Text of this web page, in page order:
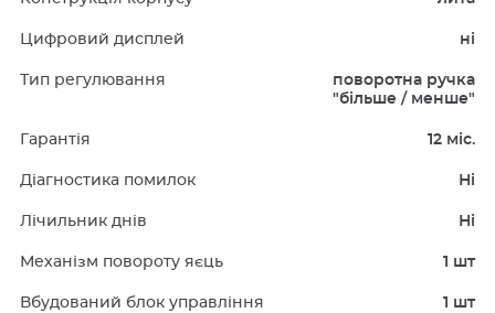
Цифровий дисплей ні
Тип регулювання
поворотна ручка
"більше / менше"
Гарантія 12 міс.
Діагностика помилок Ні
Лічильник днів Ні
Механізм повороту яєць 1 шт
Вбудований блок управління
1 шт